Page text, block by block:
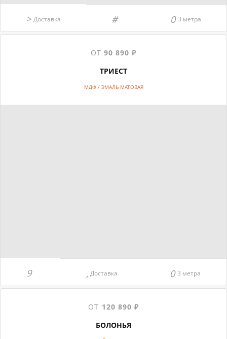
Доставка 3 метра
ОТ 90 890 ₽
ТРИЕСТ
МДФ / ЭМАЛЬ МАТОВАЯ
Доставка 3 метра
ОТ 120 890 ₽
БОЛОНЬЯ